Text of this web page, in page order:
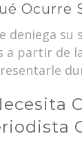
Ocurre
deniega
a partir de